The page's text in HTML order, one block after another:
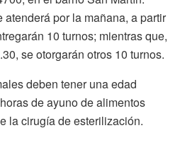
por la mañana, a partir
10 turnos; mientras que,
se otorgarán otros 10 turnos.
deben tener una edad
de ayuno de alimentos
la cirugía de esterilización.